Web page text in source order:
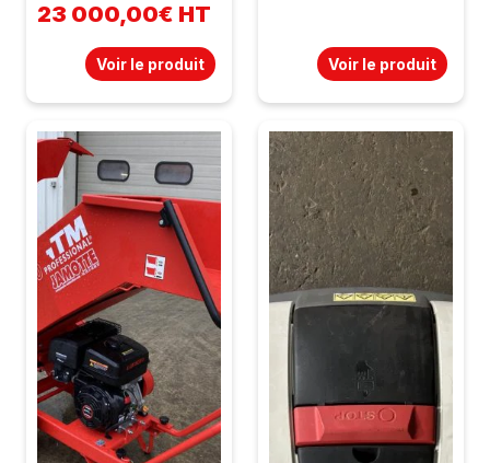
23 000,00€ HT
Voir le produit Voir le produit